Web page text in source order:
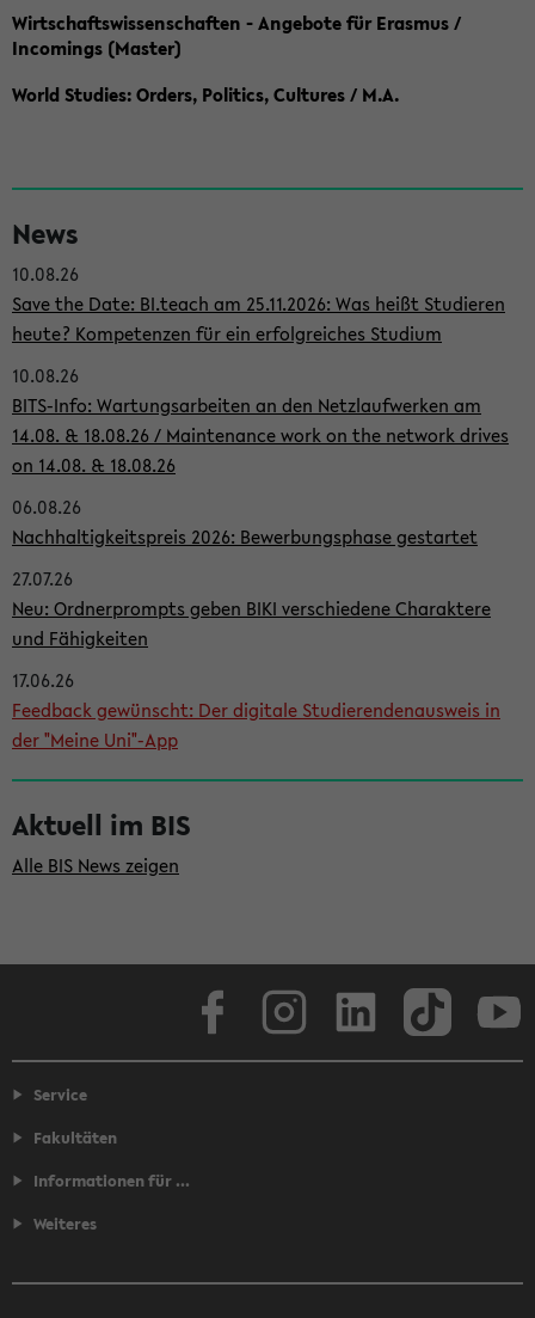
Wirtschaftswissenschaften - Angebote für Erasmus /
Incomings (Master)
World Studies: Orders, Politics, Cultures / M.A.
e
i
t
e
n
l
e
i
s
t
e
News
10.08.26
Save the Date: BI.teach am 25.11.2026: Was heißt Studieren
heute? Kompetenzen für ein erfolgreiches Studium
10.08.26
BITS-Info: Wartungsarbeiten an den Netzlaufwerken am
14.08. & 18.08.26 / Maintenance work on the network drives
on 14.08. & 18.08.26
06.08.26
Nachhaltigkeitspreis 2026: Bewerbungsphase gestartet
27.07.26
Neu: Ordnerprompts geben BIKI verschiedene Charaktere
und Fähigkeiten
17.06.26
Feedback gewünscht: Der digitale Studierendenausweis in
der "Meine Uni"-App
Aktuell im BIS
Alle BIS News zeigen
Service
Fakultäten
Informationen für ...
Weiteres